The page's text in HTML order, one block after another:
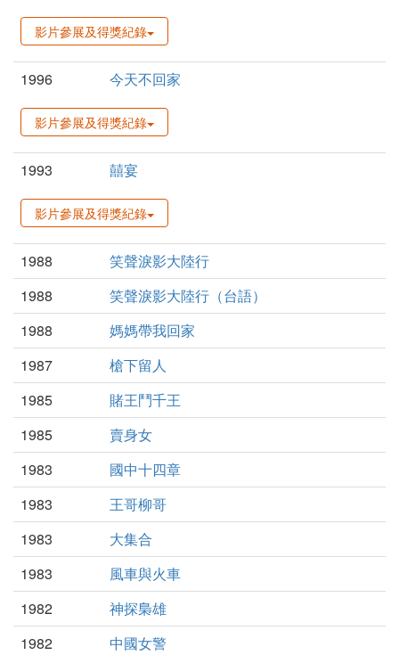
影片參展及得獎紀錄
1996 今天不回家
影片參展及得獎紀錄
1993 囍宴
影片參展及得獎紀錄
1988
笑聲淚影大陸行
1988
笑聲淚影大陸行（台語）
1988
媽媽帶我回家
1987
槍下留人
1985
賭王鬥千王
1985
賣身女
1983
國中十四章
1983
王哥柳哥
1983
大集合
1983
風車與火車
1982
神探梟雄
1982
中國女警